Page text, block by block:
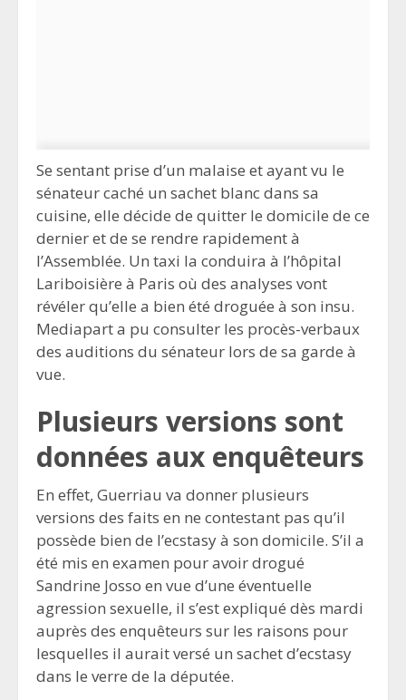
Se sentant prise d’un malaise et ayant vu le
sénateur caché un sachet blanc dans sa
cuisine, elle décide de quitter le domicile de ce
dernier et de se rendre rapidement à
l’Assemblée. Un taxi la conduira à l’hôpital
Lariboisière à Paris où des analyses vont
révéler qu’elle a bien été droguée à son insu.
Mediapart a pu consulter les procès-verbaux
des auditions du sénateur lors de sa garde à
vue.
Plusieurs versions sont
données aux enquêteurs
En effet, Guerriau va donner plusieurs
versions des faits en ne contestant pas qu’il
possède bien de l’ecstasy à son domicile. S’il a
été mis en examen pour avoir drogué
Sandrine Josso en vue d’une éventuelle
agression sexuelle, il s’est expliqué dès mardi
auprès des enquêteurs sur les raisons pour
lesquelles il aurait versé un sachet d’ecstasy
dans le verre de la députée.